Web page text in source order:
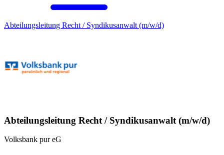
Abteilungsleitung Recht / Syndikusanwalt (m/w/d)
Abteilungsleitung Recht / Syndikusanwalt (m/w/d)
Volksbank pur eG